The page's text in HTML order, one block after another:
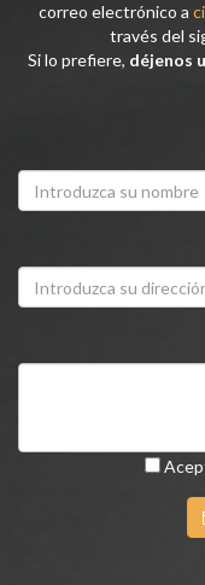
correo electrónico a
través del
Si lo prefiere, déjenos